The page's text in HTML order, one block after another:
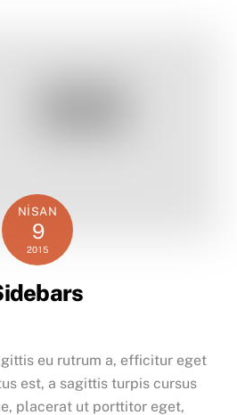
NISAN
9
2015
eu rutrum a, efficitur eget
est, a sagittis turpis cursus
placerat ut porttitor eget,